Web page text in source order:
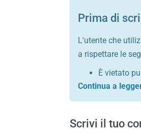
Prima di
L'utente che
a rispettare le
È vietato
comunque
Sono
È vietato
Scrivi il tuo